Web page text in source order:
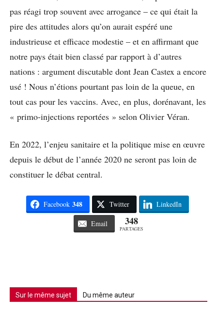
pas réagi trop souvent avec arrogance – ce qui était la
pire des attitudes alors qu’on aurait espéré une
industrieuse et efficace modestie – et en affirmant que
notre pays était bien classé par rapport à d’autres
nations : argument discutable dont Jean Castex a encore
usé ! Nous n’étions pourtant pas loin de la queue, en
tout cas pour les vaccins. Avec, en plus, dorénavant, les
« primo-injections reportées » selon Olivier Véran.
En 2022, l’enjeu sanitaire et la politique mise en œuvre
depuis le début de l’année 2020 ne seront pas loin de
constituer le débat central.
Facebook 348 Twitter LinkedIn
Email 348
PARTAGES
Sur le même sujet Du même auteur